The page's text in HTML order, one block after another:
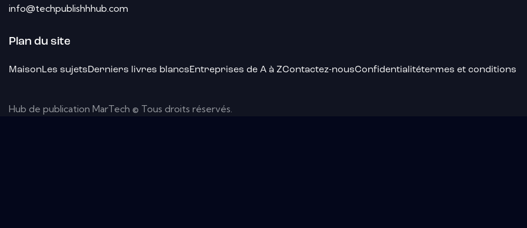
info@techpublishhhub.com
Plan du site
MaisonLes sujetsDerniers livres blancsEntreprises de A à ZContactez-nousConfidentialitétermes et conditions
Hub de publication MarTech © Tous droits réservés.